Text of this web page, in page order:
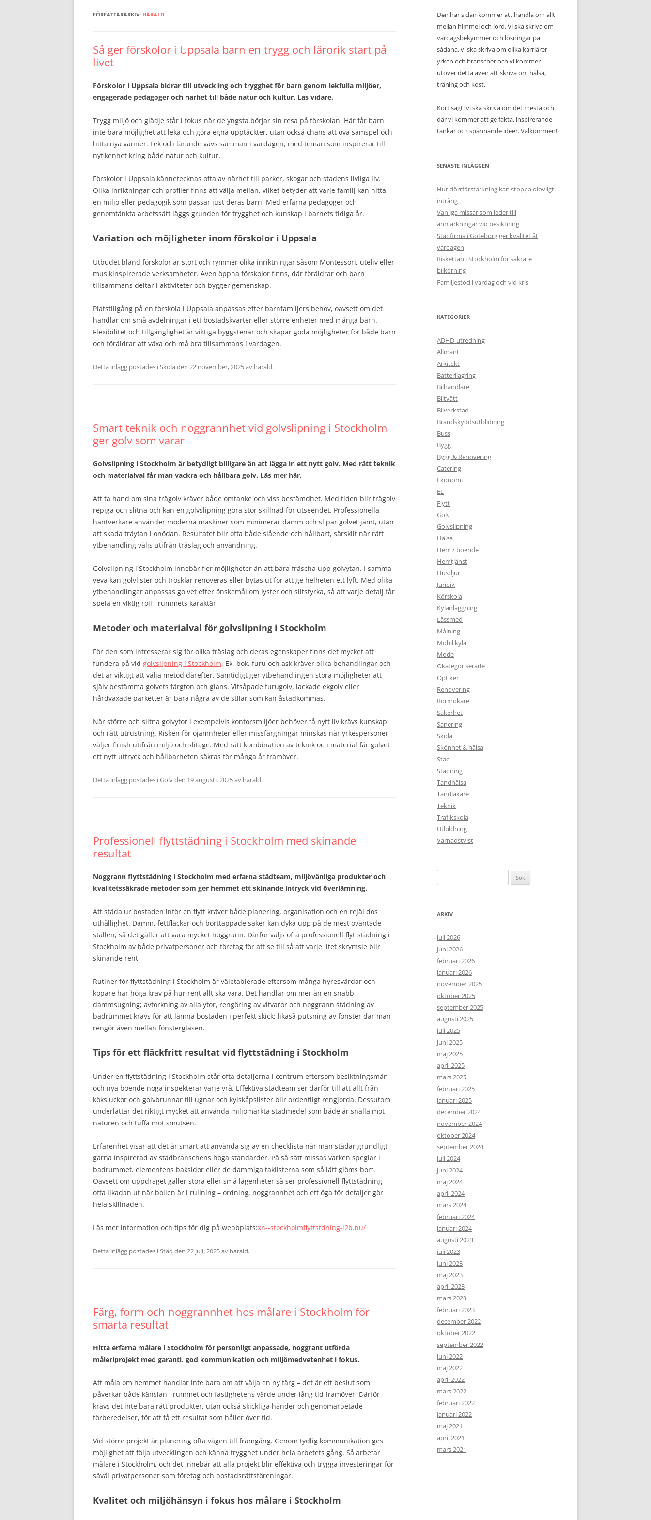
FÖRFATTARARKIV: HARALD
Så ger förskolor i Uppsala barn en trygg och lärorik start på
livet
Förskolor i Uppsala bidrar till utveckling och trygghet för barn genom lekfulla miljöer,
engagerade pedagoger och närhet till både natur och kultur. Läs vidare.
Trygg miljö och glädje står i fokus när de yngsta börjar sin resa på förskolan. Här får barn
inte bara möjlighet att leka och göra egna upptäckter, utan också chans att öva samspel och
hitta nya vänner. Lek och lärande vävs samman i vardagen, med teman som inspirerar till
nyfikenhet kring både natur och kultur.
Förskolor i Uppsala kännetecknas ofta av närhet till parker, skogar och stadens livliga liv.
Olika inriktningar och profiler finns att välja mellan, vilket betyder att varje familj kan hitta
en miljö eller pedagogik som passar just deras barn. Med erfarna pedagoger och
genomtänkta arbetssätt läggs grunden för trygghet och kunskap i barnets tidiga år.
Variation och möjligheter inom förskolor i Uppsala
Utbudet bland förskolor är stort och rymmer olika inriktningar såsom Montessori, uteliv eller
musikinspirerade verksamheter. Även öppna förskolor finns, där föräldrar och barn
tillsammans deltar i aktiviteter och bygger gemenskap.
Platstillgång på en förskola i Uppsala anpassas efter barnfamiljers behov, oavsett om det
handlar om små avdelningar i ett bostadskvarter eller större enheter med många barn.
Flexibilitet och tillgänglighet är viktiga byggstenar och skapar goda möjligheter för både barn
och föräldrar att växa och må bra tillsammans i vardagen.
Detta inlägg postades iSkola den 22 november, 2025av harald.
Smart teknik och noggrannhet vid golvslipning i Stockholm
ger golv som varar
Golvslipning i Stockholm är betydligt billigare än att lägga in ett nytt golv. Med rätt teknik
och materialval får man vackra och hållbara golv. Läs mer här.
Att ta hand om sina trägolv kräver både omtanke och viss bestämdhet. Med tiden blir trägolv
repiga och slitna och kan en golvslipning göra stor skillnad för utseendet. Professionella
hantverkare använder moderna maskiner som minimerar damm och slipar golvet jämt, utan
att skada träytan i onödan. Resultatet blir ofta både slående och hållbart, särskilt när rätt
ytbehandling väljs utifrån träslag och användning.
Golvslipning i Stockholm innebär fler möjligheter än att bara fräscha upp golvytan. I samma
veva kan golvlister och trösklar renoveras eller bytas ut för att ge helheten ett lyft. Med olika
ytbehandlingar anpassas golvet efter önskemål om lyster och slitstyrka, så att varje detalj får
spela en viktig roll i rummets karaktär.
Metoder och materialval för golvslipning i Stockholm
För den som intresserar sig för olika träslag och deras egenskaper finns det mycket att
fundera på vid golvslipning i Stockholm. Ek, bok, furu och ask kräver olika behandlingar och
det är viktigt att välja metod därefter. Samtidigt ger ytbehandlingen stora möjligheter att
själv bestämma golvets färgton och glans. Vitsåpade furugolv, lackade ekgolv eller
hårdvaxade parketter är bara några av de stilar som kan åstadkommas.
När större och slitna golvytor i exempelvis kontorsmiljöer behöver få nytt liv krävs kunskap
och rätt utrustning. Risken för ojämnheter eller missfärgningar minskas när yrkespersoner
väljer finish utifrån miljö och slitage. Med rätt kombination av teknik och material får golvet
ett nytt uttryck och hållbarheten säkras för många år framöver.
Detta inlägg postades iGolvden 19 augusti, 2025av harald.
Professionell flyttstädning i Stockholm med skinande
resultat
Noggrann flyttstädning i Stockholm med erfarna städteam, miljövänliga produkter och
kvalitetssäkrade metoder som ger hemmet ett skinande intryck vid överlämning.
Att städa ur bostaden inför en flytt kräver både planering, organisation och en rejäl dos
uthållighet. Damm, fettfläckar och borttappade saker kan dyka upp på de mest oväntade
ställen, så det gäller att vara mycket noggrann. Därför väljs ofta professionell flyttstädning i
Stockholm av både privatpersoner och företag för att se till så att varje litet skrymsle blir
skinande rent.
Rutiner för flyttstädning i Stockholm är väletablerade eftersom många hyresvärdar och
köpare har höga krav på hur rent allt ska vara. Det handlar om mer än en snabb
dammsugning; avtorkning av alla ytor, rengöring av vitvaror och noggrann städning av
badrummet krävs för att lämna bostaden i perfekt skick; likaså putsning av fönster där man
rengör även mellan fönsterglasen.
Tips för ett fläckfritt resultat vid flyttstädning i Stockholm
Under en flyttstädning i Stockholm står ofta detaljerna i centrum eftersom besiktningsmän
och nya boende noga inspekterar varje vrå. Effektiva städteam ser därför till att allt från
köksluckor och golvbrunnar till ugnar och kylskåpslister blir ordentligt rengjorda. Dessutom
underlättar det riktigt mycket att använda miljömärkta städmedel som både är snälla mot
naturen och tuffa mot smutsen.
Erfarenhet visar att det är smart att använda sig av en checklista när man städar grundligt –
gärna inspirerad av städbranschens höga standarder. På så sätt missas varken speglar i
badrummet, elementens baksidor eller de dammiga taklisterna som så lätt glöms bort.
Oavsett om uppdraget gäller stora eller små lägenheter så ser professionell flyttstädning
ofta likadan ut när bollen är i rullning – ordning, noggrannhet och ett öga för detaljer gör
hela skillnaden.
Läs mer information och tips för dig på webbplats:xn--stockholmflyttstdning-l2b.nu/
Detta inlägg postades iStäd den 22 juli, 2025av harald.
Färg, form och noggrannhet hos målare i Stockholm för
smarta resultat
Hitta erfarna målare i Stockholm för personligt anpassade, noggrant utförda
måleriprojekt med garanti, god kommunikation och miljömedvetenhet i fokus.
Att måla om hemmet handlar inte bara om att välja en ny färg – det är ett beslut som
påverkar både känslan i rummet och fastighetens värde under lång tid framöver. Därför
krävs det inte bara rätt produkter, utan också skickliga händer och genomarbetade
förberedelser, för att få ett resultat som håller över tid.
Vid större projekt är planering ofta vägen till framgång. Genom tydlig kommunikation ges
möjlighet att följa utvecklingen och känna trygghet under hela arbetets gång. Så arbetar
målare i Stockholm, och det innebär att alla projekt blir effektiva och trygga investeringar för
såväl privatpersoner som företag och bostadsrättsföreningar.
Kvalitet och miljöhänsyn i fokus hos målare i Stockholm
Den här sidan kommer att handla om allt
mellan himmel och jord. Vi ska skriva om
vardagsbekymmer och lösningar på
sådana, vi ska skriva om olika karriärer,
yrken och branscher och vi kommer
utöver detta även att skriva om hälsa,
träning och kost.
Kort sagt: vi ska skriva om det mesta och
där vi kommer att ge fakta, inspirerande
tankar och spännande idéer. Välkommen!
SENASTE INLÄGGEN
Hur dörrförstärkning kan stoppa olovligt
intrång
Vanliga missar som leder till
anmärkningar vid besiktning
Städfirma i Göteborg ger kvalitet åt
vardagen
Riskettan i Stockholm för säkrare
bilkörning
Familjestöd i vardag och vid kris
KATEGORIER
ADHD-utredning
Allmänt
Arkitekt
Batterilagring
Bilhandlare
Biltvätt
Bilverkstad
Brandskyddsutblidning
Buss
Bygg
Bygg & Renovering
Catering
Ekonomi
EL
Flytt
Golv
Golvslipning
Hälsa
Hem / boende
Hemtjänst
Husdjur
Juridik
Körskola
Kylanläggning
Låssmed
Målning
Mobil kyla
Mode
Okategoriserade
Optiker
Renovering
Rörmokare
Säkerhet
Sanering
Skola
Skönhet & hälsa
Städ
Städning
Tandhälsa
Tandläkare
Teknik
Trafikskola
Utbildning
Vårnadstvist
efter:
ARKIV
juli 2026
juni 2026
februari 2026
januari 2026
november 2025
oktober 2025
september 2025
augusti 2025
juli 2025
juni 2025
maj 2025
april 2025
mars 2025
februari 2025
januari 2025
december 2024
november 2024
oktober 2024
september 2024
juli 2024
juni 2024
maj 2024
april 2024
mars 2024
februari 2024
januari 2024
augusti 2023
juli 2023
juni 2023
maj 2023
april 2023
mars 2023
februari 2023
december 2022
oktober 2022
september 2022
juni 2022
maj 2022
april 2022
mars 2022
februari 2022
januari 2022
maj 2021
april 2021
mars 2021